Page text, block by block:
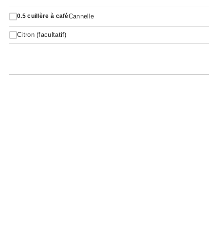
0.5 cuillère à caféCannelle
Citron (facultatif)